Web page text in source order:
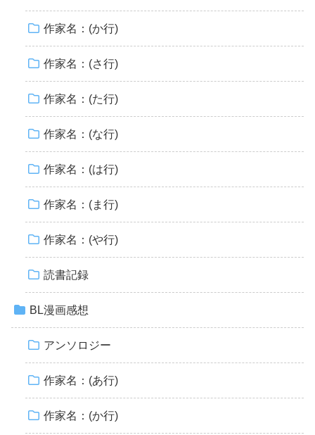
作家名：(か行)
作家名：(さ行)
作家名：(た行)
作家名：(な行)
作家名：(は行)
作家名：(ま行)
作家名：(や行)
読書記録
BL漫画感想
アンソロジー
作家名：(あ行)
作家名：(か行)